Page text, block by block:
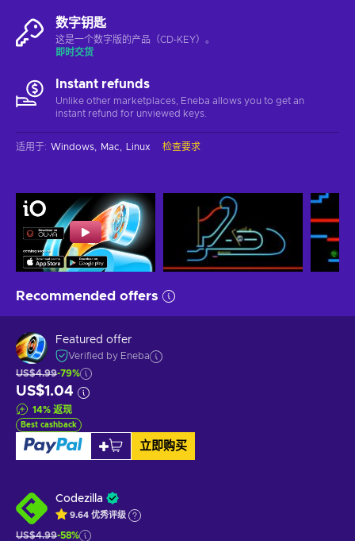
数字钥匙
这是一个数字版的产品（CD-KEY）。
即时交货
Instant refunds
Unlike other marketplaces, Eneba allows you to get an
instant refund for unviewed keys.
适用于: Windows Mac Linux 检查要求
Recommended offers
Featured offer
Verified by Eneba
US$4.99-79%
US$1.04
14% 返现
Best cashback
立即购买
Codezilla
9.64 优秀评级
US$4.99-58%